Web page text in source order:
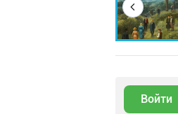
Войти